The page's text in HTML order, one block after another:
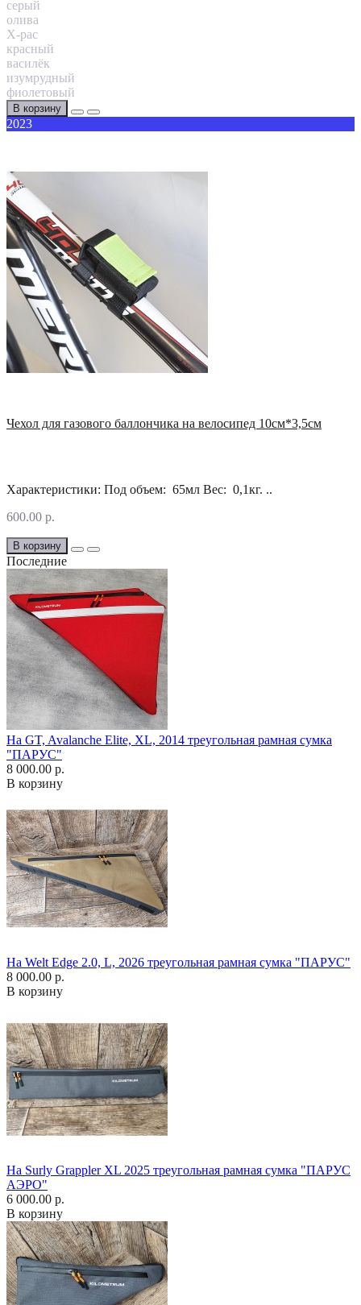
серый
олива
X-pac
красный
василёк
изумрудный
фиолетовый
В корзину
2023
Чехол для газового баллончика на велосипед 10см*3,5см
Характеристики: Под объем: 65мл Вес: 0,1кг. ..
600.00 р.
В корзину
Последние
На GT, Avalanche Elite, XL, 2014 треугольная рамная сумка
"ПАРУС"
8 000.00 р.
В корзину
На Welt Edge 2.0, L, 2026 треугольная рамная сумка "ПАРУС"
8 000.00 р.
В корзину
На Surly Grappler XL 2025 треугольная рамная сумка "ПАРУС
АЭРО"
6 000.00 р.
В корзину